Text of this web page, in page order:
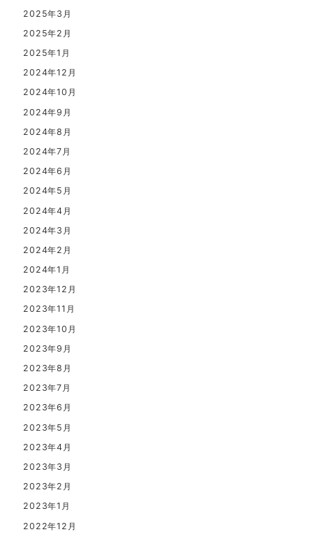
2025年3月
2025年2月
2025年1月
2024年12月
2024年10月
2024年9月
2024年8月
2024年7月
2024年6月
2024年5月
2024年4月
2024年3月
2024年2月
2024年1月
2023年12月
2023年11月
2023年10月
2023年9月
2023年8月
2023年7月
2023年6月
2023年5月
2023年4月
2023年3月
2023年2月
2023年1月
2022年12月